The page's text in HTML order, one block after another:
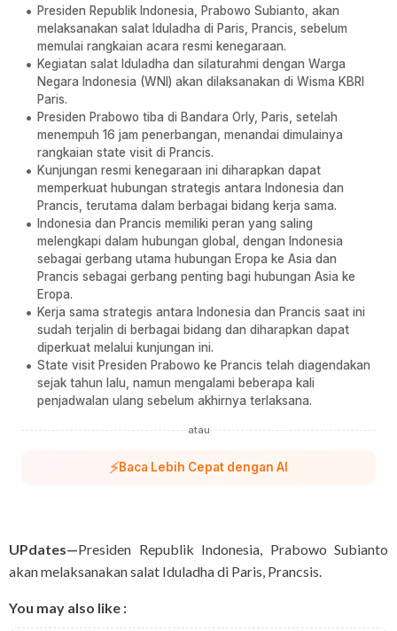
Presiden Republik Indonesia, Prabowo Subianto, akan
melaksanakan salat Iduladha di Paris, Prancis, sebelum
memulai rangkaian acara resmi kenegaraan.
Kegiatan salat Iduladha dan silaturahmi dengan Warga
Negara Indonesia (WNI) akan dilaksanakan di Wisma KBRI
Paris.
Presiden Prabowo tiba di Bandara Orly, Paris, setelah
menempuh 16 jam penerbangan, menandai dimulainya
rangkaian state visit di Prancis.
Kunjungan resmi kenegaraan ini diharapkan dapat
memperkuat hubungan strategis antara Indonesia dan
Prancis, terutama dalam berbagai bidang kerja sama.
Indonesia dan Prancis memiliki peran yang saling
melengkapi dalam hubungan global, dengan Indonesia
sebagai gerbang utama hubungan Eropa ke Asia dan
Prancis sebagai gerbang penting bagi hubungan Asia ke
Eropa.
Kerja sama strategis antara Indonesia dan Prancis saat ini
sudah terjalin di berbagai bidang dan diharapkan dapat
diperkuat melalui kunjungan ini.
State visit Presiden Prabowo ke Prancis telah diagendakan
sejak tahun lalu, namun mengalami beberapa kali
penjadwalan ulang sebelum akhirnya terlaksana.
atau
⚡Baca Lebih Cepat dengan AI
UPdates—Presiden Republik Indonesia, Prabowo Subianto
akan melaksanakan salat Iduladha di Paris, Prancsis.
You may also like :